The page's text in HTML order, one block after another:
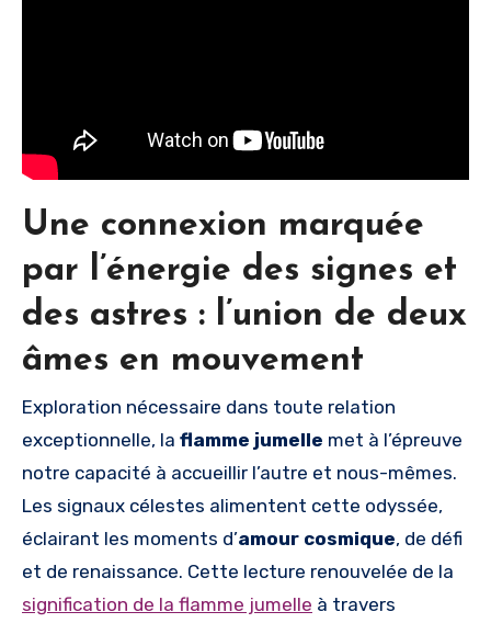
Une connexion marquée
par l’énergie des signes et
des astres : l’union de deux
âmes en mouvement
Exploration nécessaire dans toute relation
exceptionnelle, la flamme jumelle met à l’épreuve
notre capacité à accueillir l’autre et nous-mêmes.
Les signaux célestes alimentent cette odyssée,
éclairant les moments d’amour cosmique, de défi
et de renaissance. Cette lecture renouvelée de la
signification de la flamme jumelle à travers